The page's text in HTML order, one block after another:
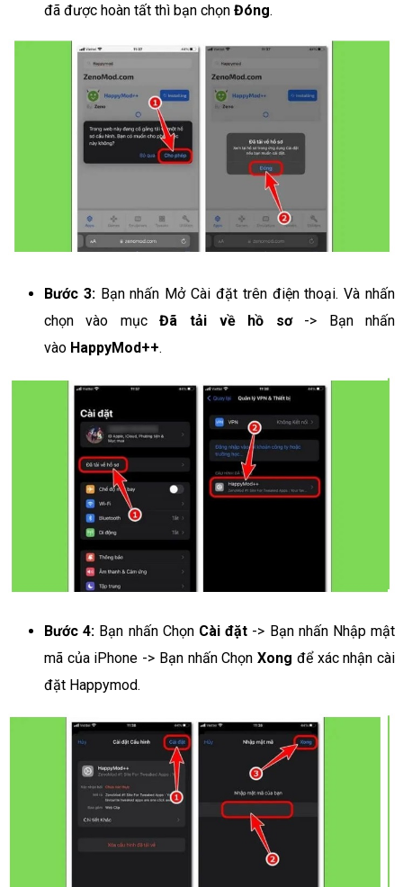
đã được hoàn tất thì bạn chọn Đóng.
Bước 3:Bạn nhấn Mở Cài đặt trên điện thoại. Và nhấn
chọn vào mụcĐã tải về hồ sơ-> Bạn nhấn
vào HappyMod++.
Bước 4: Bạn nhấn Chọn Cài đặt -> Bạn nhấn Nhập mật
mã của iPhone -> Bạn nhấn ChọnXong để xác nhận cài
đặt Happymod.